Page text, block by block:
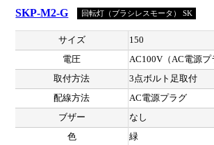
SKP-M2-G 回転灯（ブラシレスモータ） SK
サイズ
150
電圧
AC100V（AC電源プ
取付方法
3点ボルト足取付
配線方法
AC電源プラグ
ブザー
なし
色
緑